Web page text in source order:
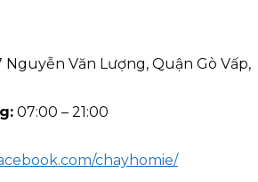
Nguyễn Văn Lượng, Quận Gò Vấp,
07:00 – 21:00
chayhomie/